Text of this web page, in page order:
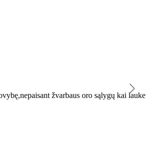
žvarbaus oro sąlygų kai lauke